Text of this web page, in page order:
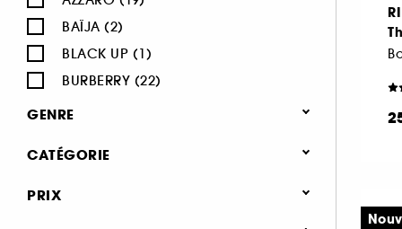
BAÏJA (2)
BLACK UP (1)
BURBERRY (22)
BVLGARI (12)
CACHAREL (24)
GENRE
Femme (1372)
Mixte (493)
CATÉGORIE
Parfum
PRIX